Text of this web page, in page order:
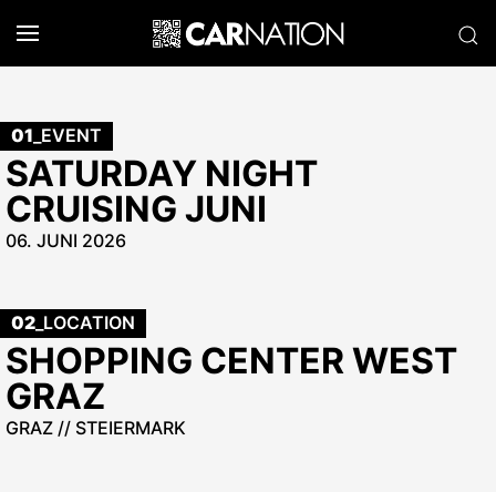
01 _EVENT
SATURDAY NIGHT
CRUISING JUNI
06. JUNI 2026
02 _LOCATION
SHOPPING CENTER WEST
GRAZ
GRAZ // STEIERMARK